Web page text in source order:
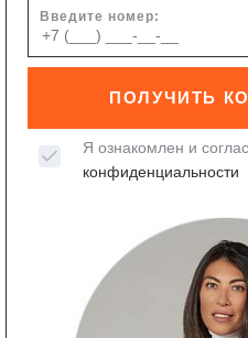
Введите номер:
ПОЛУЧИТЬ
Я ознакомлен и
конфиденциальности